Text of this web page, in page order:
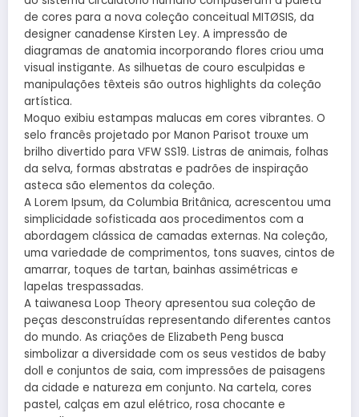
de cores para a nova coleção conceitual MITØSIS, da
designer canadense Kirsten Ley. A impressão de
diagramas de anatomia incorporando flores criou uma
visual instigante. As silhuetas de couro esculpidas e
manipulações têxteis são outros highlights da coleção
artística.
Moquo exibiu estampas malucas em cores vibrantes. O
selo francês projetado por Manon Parisot trouxe um
brilho divertido para VFW SS19. Listras de animais, folhas
da selva, formas abstratas e padrões de inspiração
asteca são elementos da coleção.
A Lorem Ipsum, da Columbia Britânica, acrescentou uma
simplicidade sofisticada aos procedimentos com a
abordagem clássica de camadas externas. Na coleção,
uma variedade de comprimentos, tons suaves, cintos de
amarrar, toques de tartan, bainhas assimétricas e
lapelas trespassadas.
A taiwanesa Loop Theory apresentou sua coleção de
peças desconstruídas representando diferentes cantos
do mundo. As criações de Elizabeth Peng busca
simbolizar a diversidade com os seus vestidos de baby
doll e conjuntos de saia, com impressões de paisagens
da cidade e natureza em conjunto. Na cartela, cores
pastel, calças em azul elétrico, rosa chocante e